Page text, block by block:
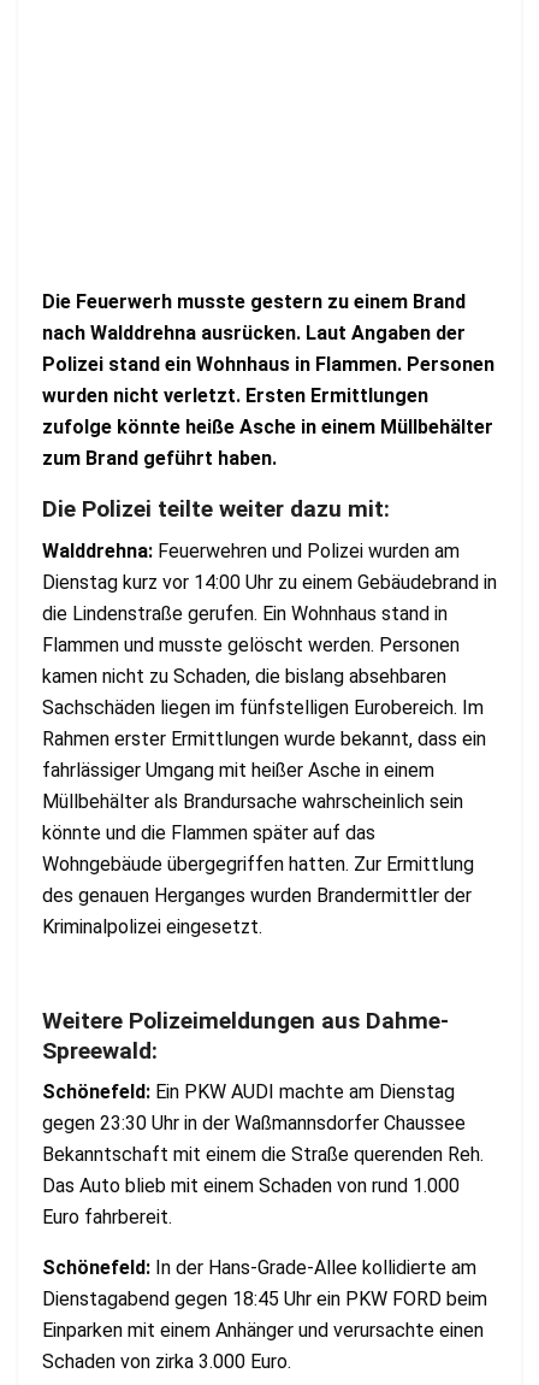
Die Feuerwerh musste gestern zu einem Brand
nach Walddrehna ausrücken. Laut Angaben der
Polizei stand ein Wohnhaus in Flammen. Personen
wurden nicht verletzt. Ersten Ermittlungen
zufolge könnte heiße Asche in einem Müllbehälter
zum Brand geführt haben.
Die Polizei teilte weiter dazu mit:
Walddrehna: Feuerwehren und Polizei wurden am
Dienstag kurz vor 14:00 Uhr zu einem Gebäudebrand in
die Lindenstraße gerufen. Ein Wohnhaus stand in
Flammen und musste gelöscht werden. Personen
kamen nicht zu Schaden, die bislang absehbaren
Sachschäden liegen im fünfstelligen Eurobereich. Im
Rahmen erster Ermittlungen wurde bekannt, dass ein
fahrlässiger Umgang mit heißer Asche in einem
Müllbehälter als Brandursache wahrscheinlich sein
könnte und die Flammen später auf das
Wohngebäude übergegriffen hatten. Zur Ermittlung
des genauen Herganges wurden Brandermittler der
Kriminalpolizei eingesetzt.
Weitere Polizeimeldungen aus Dahme-
Spreewald:
Schönefeld: Ein PKW AUDI machte am Dienstag
gegen 23:30 Uhr in der Waßmannsdorfer Chaussee
Bekanntschaft mit einem die Straße querenden Reh.
Das Auto blieb mit einem Schaden von rund 1.000
Euro fahrbereit.
Schönefeld: In der Hans-Grade-Allee kollidierte am
Dienstagabend gegen 18:45 Uhr ein PKW FORD beim
Einparken mit einem Anhänger und verursachte einen
Schaden von zirka 3.000 Euro.